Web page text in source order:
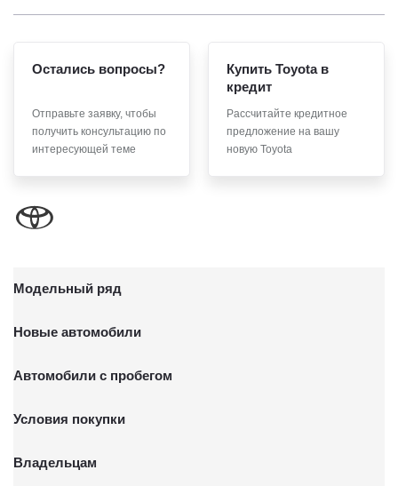
6. Согласие может быть отозвано путем направления
отправлением с описью вложения по адресу: 141031, Московская
обл., г. о. Мытищи, п. Вёшки, МКАД 84-й км, ТПЗ «Алтуфьево»,
вл. 5, стр. 1.
Остались вопросы?
Отправьте заявку, чтобы
получить консультацию по
интересующей теме
Купить Toyota в
кредит
Рассчитайте кредитное
предложение на вашу
новую Toyota
Модельный ряд
Новые автомобили
Автомобили с пробегом
Условия покупки
Владельцам